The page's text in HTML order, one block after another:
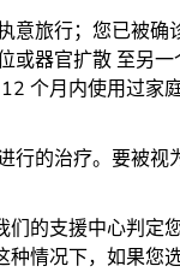
意旅行；您已被确
或器官扩散 至另
个月内使用过家
行的治疗。要被视
的支援中心判定
情况下，如果您